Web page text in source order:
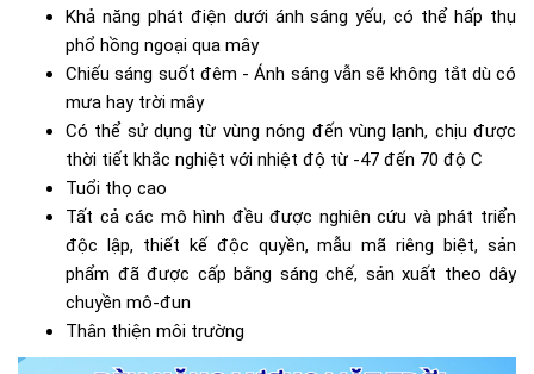
Khả năng phát điện dưới ánh sáng yếu, có thể hấp thụ
phổ hồng ngoại qua mây
Chiếu sáng suốt đêm - Ánh sáng vẫn sẽ không tắt dù có
mưa hay trời mây
Có thể sử dụng từ vùng nóng đến vùng lạnh, chịu được
thời tiết khắc nghiệt với nhiệt độ từ -47 đến 70 độ C
Tuổi thọ cao
Tất cả các mô hình đều được nghiên cứu và phát triển
độc lập, thiết kế độc quyền, mẫu mã riêng biệt, sản
phẩm đã được cấp bằng sáng chế, sản xuất theo dây
chuyền mô-đun
Thân thiện môi trường